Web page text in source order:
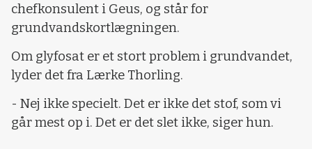
chefkonsulent i Geus, og står for
grundvandskortlægningen.
Om glyfosat er et stort problem i grundvandet,
lyder det fra Lærke Thorling.
- Nej ikke specielt. Det er ikke det stof, som vi
går mest op i. Det er det slet ikke, siger hun.